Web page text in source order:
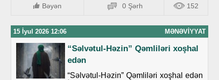
Bəyən 0 Şərh 152
15 İyul 2026 12:06 MƏNƏVIYYAT
“Səlvətul-Həzin” Qəmliləri xoşhal
edən
“Səlvətul-Həzin” Qəmliləri xoşhal edən